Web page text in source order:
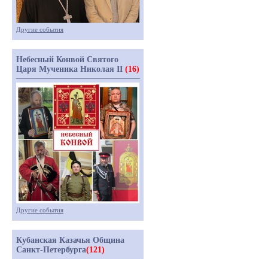
Другие события
Небесный Конвой Святого
Царя Мученика Николая II (16)
Другие события
Кубанская Казачья Община
Санкт-Петербурга(121)